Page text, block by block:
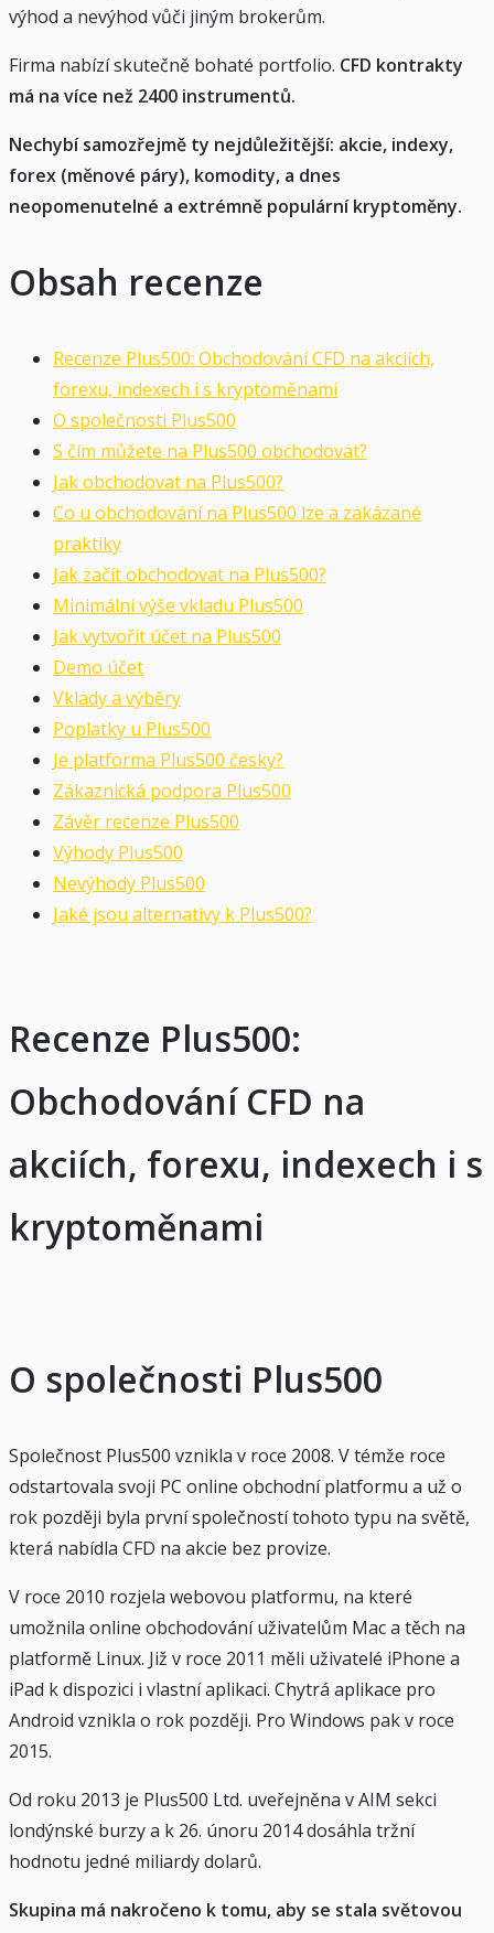
výhod a nevýhod vůči jiným brokerům.
Firma nabízí skutečně bohaté portfolio. CFD kontrakty
má na více než 2400 instrumentů.
Nechybí samozřejmě ty nejdůležitější: akcie, indexy,
forex (měnové páry), komodity, a dnes
neopomenutelné a extrémně populární kryptoměny.
Obsah recenze
Recenze Plus500: Obchodování CFD na akciích,
forexu, indexech i s kryptoměnami
O společnosti Plus500
S čím můžete na Plus500 obchodovat?
Jak obchodovat na Plus500?
Co u obchodování na Plus500 lze a zakázané
praktiky
Jak začít obchodovat na Plus500?
Minimální výše vkladu Plus500
Jak vytvořit účet na Plus500
Demo účet
Vklady a výběry
Poplatky u Plus500
Je platforma Plus500 česky?
Zákaznická podpora Plus500
Závěr recenze Plus500
Výhody Plus500
Nevýhody Plus500
Jaké jsou alternativy k Plus500?
Recenze Plus500:
Obchodování CFD na
akciích, forexu, indexech i s
kryptoměnami
O společnosti Plus500
Společnost Plus500 vznikla v roce 2008. V témže roce
odstartovala svoji PC online obchodní platformu a už o
rok později byla první společností tohoto typu na světě,
která nabídla CFD na akcie bez provize.
V roce 2010 rozjela webovou platformu, na které
umožnila online obchodování uživatelům Mac a těch na
platformě Linux. Již v roce 2011 měli uživatelé iPhone a
iPad k dispozici i vlastní aplikaci. Chytrá aplikace pro
Android vznikla o rok později. Pro Windows pak v roce
2015.
Od roku 2013 je Plus500 Ltd. uveřejněna v AIM sekci
londýnské burzy a k 26. únoru 2014 dosáhla tržní
hodnotu jedné miliardy dolarů.
Skupina má nakročeno k tomu, aby se stala světovou